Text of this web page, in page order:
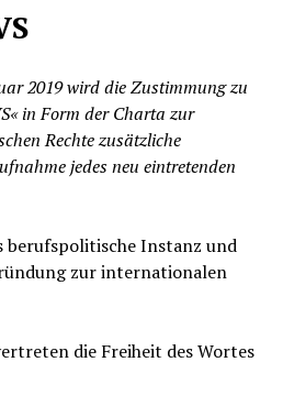
2019 wird die Zustimmung zu
in Form der Charta zur
Rechte zusätzliche
jedes neu eintretenden
berufspolitische Instanz und
zur internationalen
die Freiheit des Wortes